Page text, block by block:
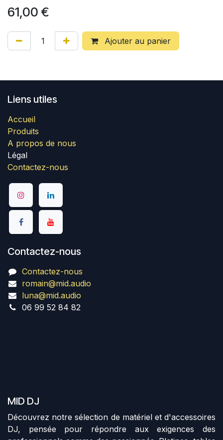
61,00 €
Ajouter au panier
Liens utiles
Accueil
Produits
A propos de nous
Légal
Contactez-nous
Contactez-nous
Contactez-nous
romain@mid.audio
luna@mid.audio
06 99 52 84 82
MID DJ
Découvrez notre sélection de matériel et d'accessoires
DJ, pensée pour répondre aux exigences des